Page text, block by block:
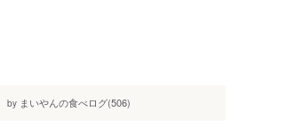
by まいやんの食べログ(506)